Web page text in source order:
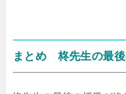
まとめ 柊先生の最